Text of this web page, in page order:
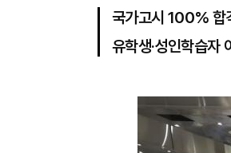
국가고시 100% 합
유학생·성인학습자